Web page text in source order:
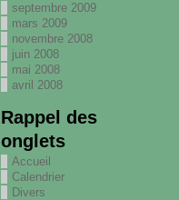
septembre 2009
mars 2009
novembre 2008
juin 2008
mai 2008
avril 2008
Rappel des
onglets
Accueil
Calendrier
Divers